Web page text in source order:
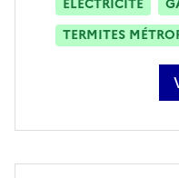
ÉLECTRICITÉ
TERMITES